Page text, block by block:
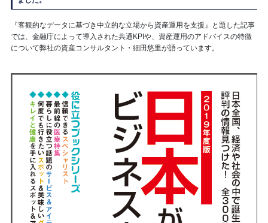
『客観的なデータに基づき中立的な立場から資産運用を支援』と題した記事
では、金融庁によって導入された共通KPIや、資産運用のアドバイスの特徴
について弊社の資産コンサルタント・細田悠里が語っています。